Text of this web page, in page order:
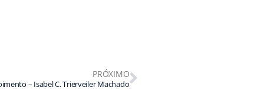
PRÓXIMO
– Isabel C. Trierveiler Machado